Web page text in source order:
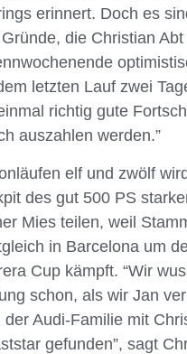
erinnert. Doch es
die Christian
letzten Lauf zwei
richtig gute
auszahlen werden.”
elf und zwölf
des gut 500 PS
Mies teilen, weil
in Barcelona um
Cup kämpft. “Wir
schon, als wir Jan
der Audi-Familie mit
gefunden”, sagt